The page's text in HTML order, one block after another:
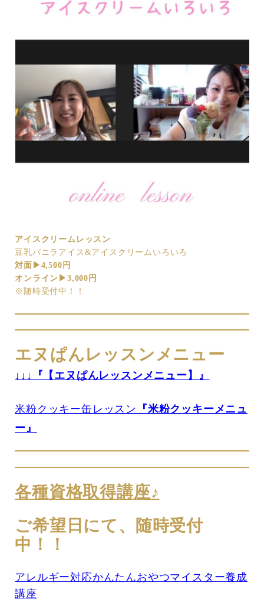
アイスクリームレッスン
豆乳バニラアイス&アイスクリームいろいろ
対面▶︎4,500円
オンライン▶︎3,000円
※随時受付中！！
エヌぱんレッスンメニュー
↓↓↓ 『【エヌぱんレッスンメニュー】』
米粉クッキー缶レッスン 『米粉クッキーメニュ
ー』
各種資格取得講座♪
ご希望日にて、随時受付
中！！
アレルギー対応かんたんおやつマイスター養成
講座